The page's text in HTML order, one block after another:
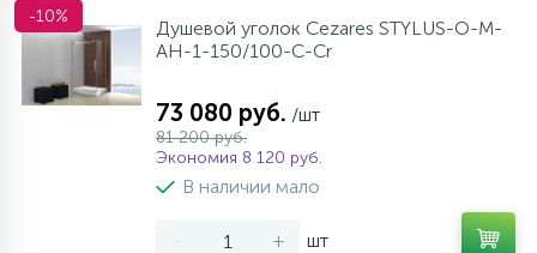
-10%
Душевой уголок Cezares STYLUS-O-M-
AH-1-150/100-C-Cr
73 080 руб. /шт
81 200 руб.
Экономия 8 120 руб.
В наличии мало
- + шт